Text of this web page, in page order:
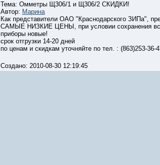
Тема: Омметры Щ306/1 и Щ306/2 СКИДКИ!
Автор: Марина
Как представители ОАО "Краснодарского ЗИПа",
САМЫЕ НИЗКИЕ ЦЕНЫ, при условии сохранения
приборы новые!
срок отгрузки 14-20 дней
по ценам и скидкам уточняйте по тел. : (863)253-36-
Создано: 2010-08-30 12:19:45